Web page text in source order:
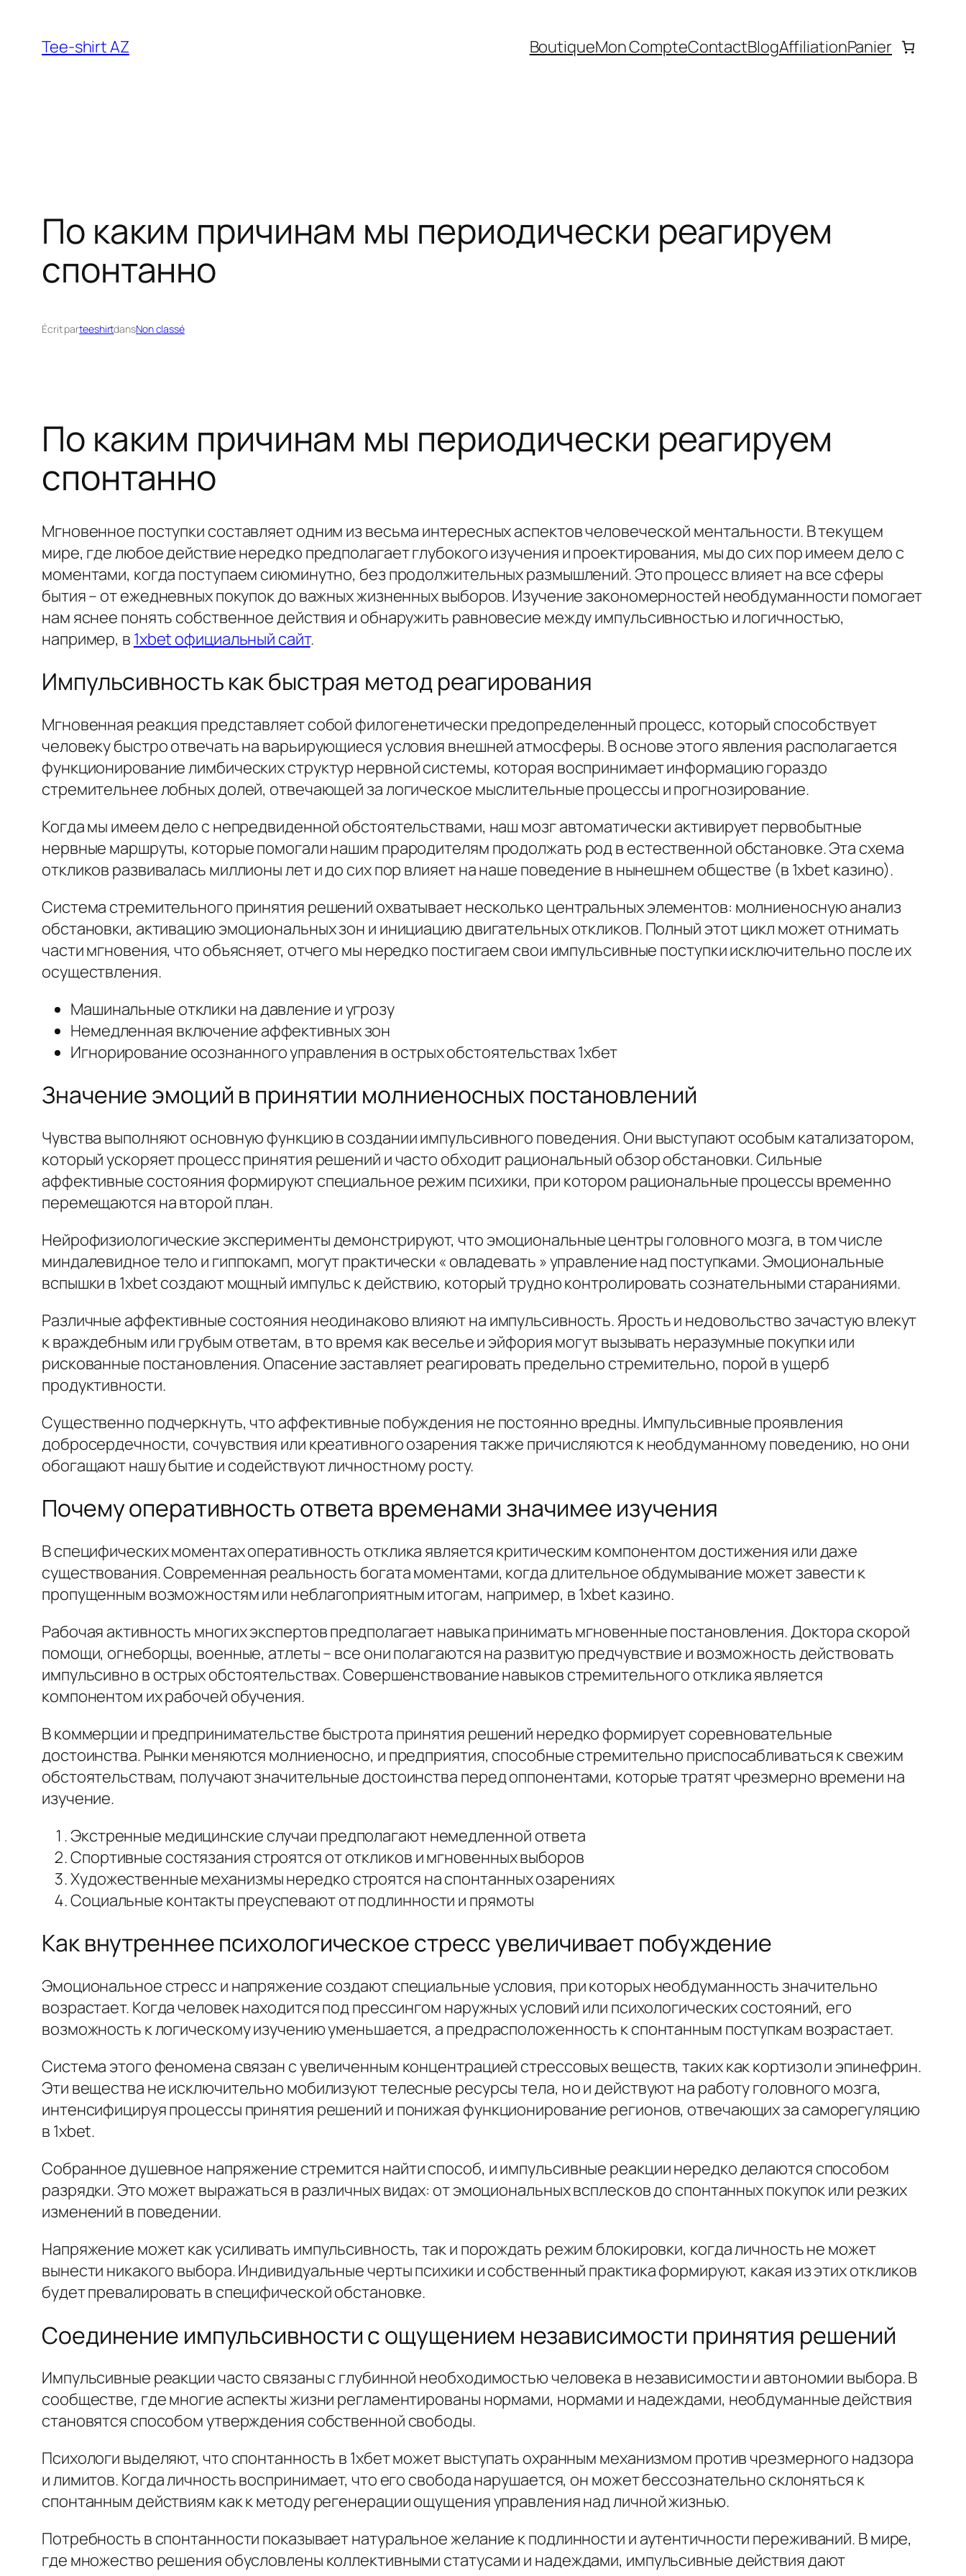
contenu
Tee-shirt AZ BoutiqueMon CompteContactBlogAffiliationPanier
По каким причинам мы периодически реагируем
спонтанно
Écrit parteeshirtdansNon classé
По каким причинам мы периодически реагируем
спонтанно
Мгновенное поступки составляет одним из весьма интересных аспектов человеческой ментальности. В текущем
мире, где любое действие нередко предполагает глубокого изучения и проектирования, мы до сих пор имеем дело с
моментами, когда поступаем сиюминутно, без продолжительных размышлений. Это процесс влияет на все сферы
бытия – от ежедневных покупок до важных жизненных выборов. Изучение закономерностей необдуманности помогает
нам яснее понять собственное действия и обнаружить равновесие между импульсивностью и логичностью,
например, в 1xbet официальный сайт.
Импульсивность как быстрая метод реагирования
Мгновенная реакция представляет собой филогенетически предопределенный процесс, который способствует
человеку быстро отвечать на варьирующиеся условия внешней атмосферы. В основе этого явления располагается
функционирование лимбических структур нервной системы, которая воспринимает информацию гораздо
стремительнее лобных долей, отвечающей за логическое мыслительные процессы и прогнозирование.
Когда мы имеем дело с непредвиденной обстоятельствами, наш мозг автоматически активирует первобытные
нервные маршруты, которые помогали нашим прародителям продолжать род в естественной обстановке. Эта схема
откликов развивалась миллионы лет и до сих пор влияет на наше поведение в нынешнем обществе (в 1xbet казино).
Система стремительного принятия решений охватывает несколько центральных элементов: молниеносную анализ
обстановки, активацию эмоциональных зон и инициацию двигательных откликов. Полный этот цикл может отнимать
части мгновения, что объясняет, отчего мы нередко постигаем свои импульсивные поступки исключительно после их
осуществления.
Машинальные отклики на давление и угрозу
Немедленная включение аффективных зон
Игнорирование осознанного управления в острых обстоятельствах 1хбет
Значение эмоций в принятии молниеносных постановлений
Чувства выполняют основную функцию в создании импульсивного поведения. Они выступают особым катализатором,
который ускоряет процесс принятия решений и часто обходит рациональный обзор обстановки. Сильные
аффективные состояния формируют специальное режим психики, при котором рациональные процессы временно
перемещаются на второй план.
Нейрофизиологические эксперименты демонстрируют, что эмоциональные центры головного мозга, в том числе
миндалевидное тело и гиппокамп, могут практически « овладевать » управление над поступками. Эмоциональные
вспышки в 1xbet создают мощный импульс к действию, который трудно контролировать сознательными стараниями.
Различные аффективные состояния неодинаково влияют на импульсивность. Ярость и недовольство зачастую влекут
к враждебным или грубым ответам, в то время как веселье и эйфория могут вызывать неразумные покупки или
рискованные постановления. Опасение заставляет реагировать предельно стремительно, порой в ущерб
продуктивности.
Существенно подчеркнуть, что аффективные побуждения не постоянно вредны. Импульсивные проявления
добросердечности, сочувствия или креативного озарения также причисляются к необдуманному поведению, но они
обогащают нашу бытие и содействуют личностному росту.
Почему оперативность ответа временами значимее изучения
В специфических моментах оперативность отклика является критическим компонентом достижения или даже
существования. Современная реальность богата моментами, когда длительное обдумывание может завести к
пропущенным возможностям или неблагоприятным итогам, например, в 1xbet казино.
Рабочая активность многих экспертов предполагает навыка принимать мгновенные постановления. Доктора скорой
помощи, огнеборцы, военные, атлеты – все они полагаются на развитую предчувствие и возможность действовать
импульсивно в острых обстоятельствах. Совершенствование навыков стремительного отклика является
компонентом их рабочей обучения.
В коммерции и предпринимательстве быстрота принятия решений нередко формирует соревновательные
достоинства. Рынки меняются молниеносно, и предприятия, способные стремительно приспосабливаться к свежим
обстоятельствам, получают значительные достоинства перед оппонентами, которые тратят чрезмерно времени на
изучение.
Экстренные медицинские случаи предполагают немедленной ответа
Спортивные состязания строятся от откликов и мгновенных выборов
Художественные механизмы нередко строятся на спонтанных озарениях
Социальные контакты преуспевают от подлинности и прямоты
Как внутреннее психологическое стресс увеличивает побуждение
Эмоциональное стресс и напряжение создают специальные условия, при которых необдуманность значительно
возрастает. Когда человек находится под прессингом наружных условий или психологических состояний, его
возможность к логическому изучению уменьшается, а предрасположенность к спонтанным поступкам возрастает.
Система этого феномена связан с увеличенным концентрацией стрессовых веществ, таких как кортизол и эпинефрин.
Эти вещества не исключительно мобилизуют телесные ресурсы тела, но и действуют на работу головного мозга,
интенсифицируя процессы принятия решений и понижая функционирование регионов, отвечающих за саморегуляцию
в 1xbet.
Собранное душевное напряжение стремится найти способ, и импульсивные реакции нередко делаются способом
разрядки. Это может выражаться в различных видах: от эмоциональных всплесков до спонтанных покупок или резких
изменений в поведении.
Напряжение может как усиливать импульсивность, так и порождать режим блокировки, когда личность не может
вынести никакого выбора. Индивидуальные черты психики и собственный практика формируют, какая из этих откликов
будет превалировать в специфической обстановке.
Соединение импульсивности с ощущением независимости принятия решений
Импульсивные реакции часто связаны с глубинной необходимостью человека в независимости и автономии выбора. В
сообществе, где многие аспекты жизни регламентированы нормами, нормами и надеждами, необдуманные действия
становятся способом утверждения собственной свободы.
Психологи выделяют, что спонтанность в 1хбет может выступать охранным механизмом против чрезмерного надзора
и лимитов. Когда личность воспринимает, что его свобода нарушается, он может бессознательно склоняться к
спонтанным действиям как к методу регенерации ощущения управления над личной жизнью.
Потребность в спонтанности показывает натуральное желание к подлинности и аутентичности переживаний. В мире,
где множество решения обусловлены коллективными статусами и надеждами, импульсивные действия дают